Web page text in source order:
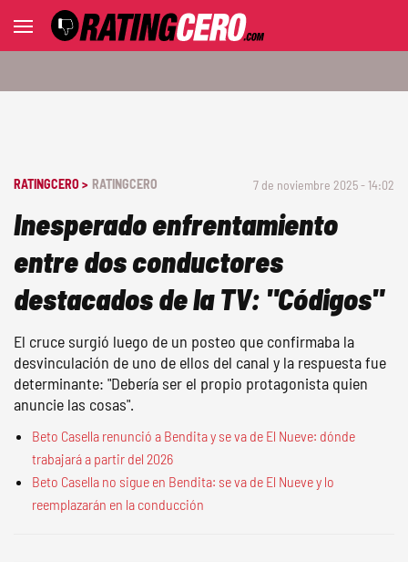
RATINGCERO > RATINGCERO 7 de noviembre 2025 - 14:02
Inesperado enfrentamiento
entre dos conductores
destacados de la TV: "Códigos"
El cruce surgió luego de un posteo que confirmaba la
desvinculación de uno de ellos del canal y la respuesta fue
determinante: "Debería ser el propio protagonista quien
anuncie las cosas".
Beto Casella renunció a Bendita y se va de El Nueve: dónde
trabajará a partir del 2026
Beto Casella no sigue en Bendita: se va de El Nueve y lo
reemplazarán en la conducción